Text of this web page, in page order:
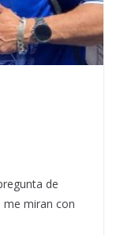
de
me miran con